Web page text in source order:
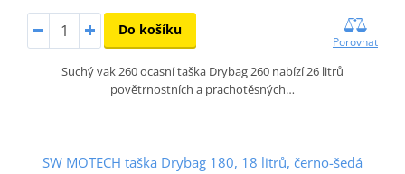
Do košíku
Porovnat
Suchý vak 260 ocasní taška Drybag 260 nabízí 26 litrů
povětrnostních a prachotěsných…
SW MOTECH taška Drybag 180, 18 litrů, černo-šedá